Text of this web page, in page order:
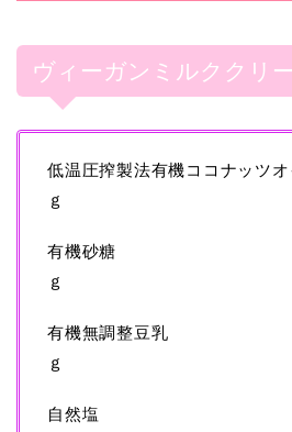
ヴィーガンミルククリ
低温圧搾製法有機ココ
ｇ
有機砂
ｇ
有機無調整
ｇ
自然塩